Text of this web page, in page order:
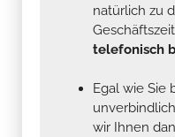
natürlich zu
telefonisch
Egal wie Sie
wir Ihnen